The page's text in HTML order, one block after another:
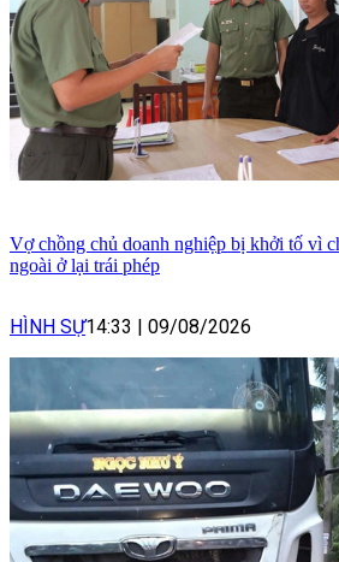
Vợ chồng chủ doanh nghiệp bị khởi tố vì
ngoài ở lại trái phép
HÌNH SỰ14:33 09/08/2026